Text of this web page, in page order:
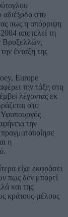
αδιέξοδο στο
πως η απόρριψη
αποτελεί τη
Βρυξελλών,
ένταξη της
Europe
την τάξη στη
λέγοντας εκ
στο
την
η
είχε εκφράσει
πως δεν μπορεί
και της
κράτους-μέλους